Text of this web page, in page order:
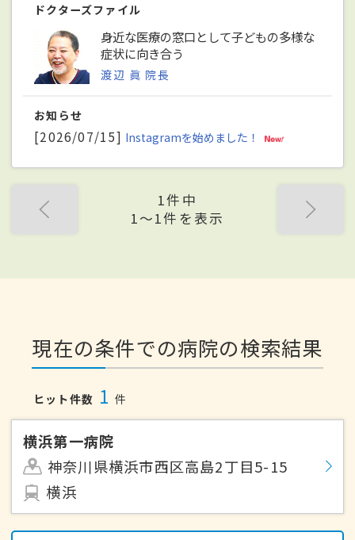
ドクターズファイル
身近な医療の窓口として子どもの多様な
症状に向き合う
渡辺 眞 院長
お知らせ
[2026/07/15] Instagramを始めました！
1件中
1〜1件を表示
現在の条件での病院の検索結果
ヒット件数 1 件
横浜第一病院
神奈川県横浜市西区高島2丁目5-15
横浜